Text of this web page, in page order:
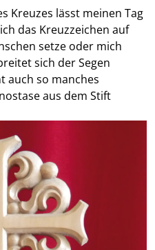
Kreuzes lässt meinen Tag
das Kreuzzeichen auf
setze oder mich
sich der Segen
auch so manches
aus dem Stift